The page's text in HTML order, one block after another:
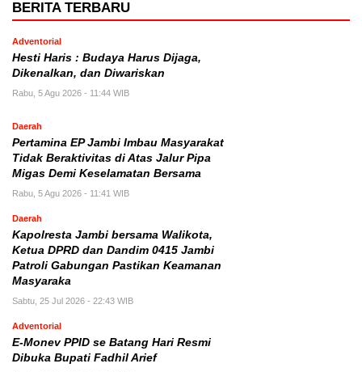
BERITA TERBARU
Adventorial
Hesti Haris : Budaya Harus Dijaga,
Dikenalkan, dan Diwariskan
Rabu, 5 Agu 2026 - 11:44 WIB
Daerah
Pertamina EP Jambi Imbau Masyarakat
Tidak Beraktivitas di Atas Jalur Pipa
Migas Demi Keselamatan Bersama
Rabu, 5 Agu 2026 - 11:41 WIB
Daerah
Kapolresta Jambi bersama Walikota,
Ketua DPRD dan Dandim 0415 Jambi
Patroli Gabungan Pastikan Keamanan
Masyaraka
Sabtu, 25 Jul 2026 - 22:43 WIB
Adventorial
E-Monev PPID se Batang Hari Resmi
Dibuka Bupati Fadhil Arief